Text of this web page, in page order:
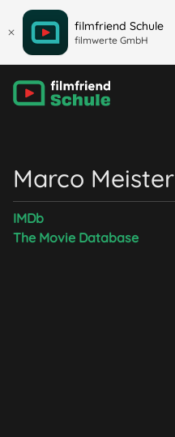
filmfriend Schule
filmwerte GmbH
Marco Meister
IMDb
The Movie Database